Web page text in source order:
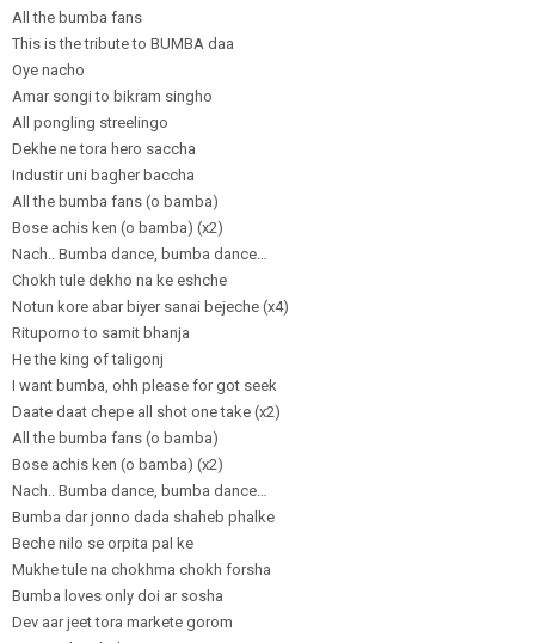
All the bumba fans
This is the tribute to BUMBA daa
Oye nacho
Amar songi to bikram singho
All pongling streelingo
Dekhe ne tora hero saccha
Industir uni bagher baccha
All the bumba fans (o bamba)
Bose achis ken (o bamba) (x2)
Nach.. Bumba dance, bumba dance…
Chokh tule dekho na ke eshche
Notun kore abar biyer sanai bejeche (x4)
Rituporno to samit bhanja
He the king of taligonj
I want bumba, ohh please for got seek
Daate daat chepe all shot one take (x2)
All the bumba fans (o bamba)
Bose achis ken (o bamba) (x2)
Nach.. Bumba dance, bumba dance…
Bumba dar jonno dada shaheb phalke
Beche nilo se orpita pal ke
Mukhe tule na chokhma chokh forsha
Bumba loves only doi ar sosha
Dev aar jeet tora markete gorom